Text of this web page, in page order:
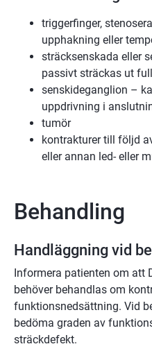
triggerfinger,
upphakning eller
sträcksenskada eller
passivt sträckas ut
senskideganglion –
uppdrivning i
tumör
kontrakturer till följd
eller annan led- eller
Behandling
Handläggning vid
Informera patienten om att
behöver behandlas om
funktionsnedsättning. Vid
bedöma graden av
sträckdefekt.